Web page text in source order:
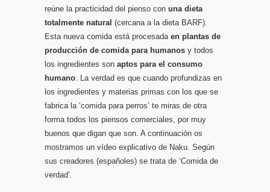
reúne la practicidad del pienso con una dieta
totalmente natural (cercana a la dieta BARF).
Esta nueva comida está procesada en plantas de
producción de comida para humanos y todos
los ingredientes son aptos para el consumo
humano. La verdad es que cuando profundizas en
los ingredientes y materias primas con los que se
fabrica la ‘comida para perros’ te miras de otra
forma todos los piensos comerciales, por muy
buenos que digan que son. A continuación os
mostramos un vídeo explicativo de Naku. Según
sus creadores (españoles) se trata de ‘Comida de
verdad’.